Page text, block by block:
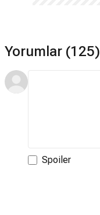
Yorumlar (125)
Spoiler